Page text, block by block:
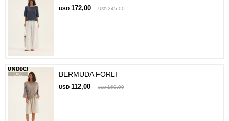
USD 172,00 USD 245,00
BERMUDA FORLI
USD 112,00 USD 160,00